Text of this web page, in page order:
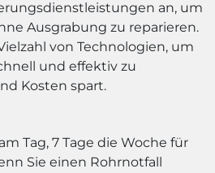
an, um
Ausgrabung zu reparieren.
von Technologien, um
und effektiv zu
Kosten spart.
Tag, 7 Tage die Woche für
Sie einen Rohrnotfall